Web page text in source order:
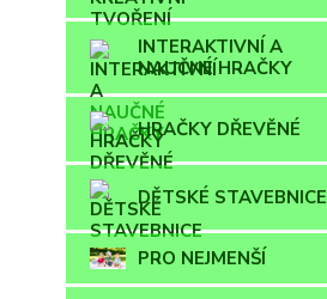
INTERAKTIVNÍ A
NAUČNÉ HRAČKY
HRAČKY DŘEVĚNÉ
DĚTSKÉ STAVEBNICE
PRO NEJMENŠÍ